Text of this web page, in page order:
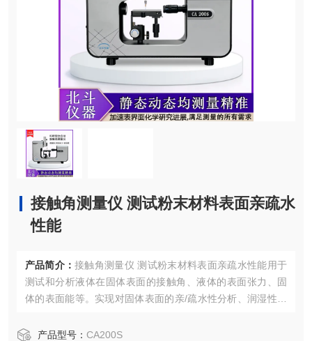
接触角测量仪 测试粉末材料表面亲疏水
性能
产品简介： 接触角测量仪 测试粉末材料表面亲疏水性能用于
测试和分析液体在固体表面的接触角、液体的表面张力、固
体的表面能等。实现对固体表面的亲/疏水性分析、润湿性分
吸收和铺展等过程分析。
产品型号： CA200S